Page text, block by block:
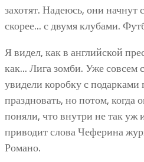
захотят. Надеюсь, они
скорее… с двумя клубами.
Я видел, как в английской
как… Лига зомби. Уже совсем
увидели коробку с подарками
праздновать, но потом, когда
поняли, что внутри не так уж
приводит слова Чеферина
Романо.